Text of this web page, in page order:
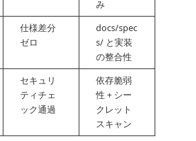
み
仕様差分
ゼロ
docs/spec
s/ と実装
の整合性
セキュリ
ティチェ
ック通過
依存脆弱
性 + シー
クレット
スキャン